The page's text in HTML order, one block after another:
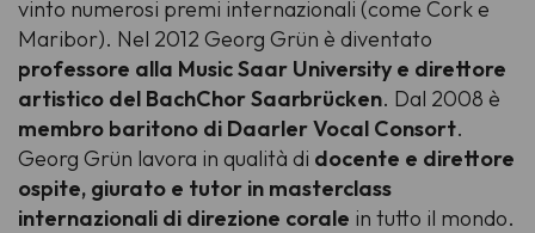
vinto numerosi premi internazionali (come Cork e
Maribor). Nel 2012 Georg Grün è diventato
professore alla Music Saar University e direttore
artistico del BachChor Saarbrücken. Dal 2008 è
membro baritono di Daarler Vocal Consort.
Georg Grün lavora in qualità di docente e direttore
ospite, giurato e tutor in masterclass
internazionali di direzione corale in tutto il mondo.